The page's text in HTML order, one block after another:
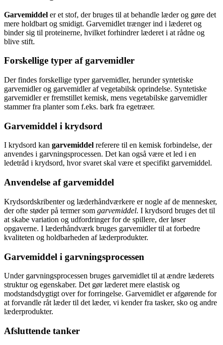
Garvemiddel er et stof, der bruges til at behandle læder og gøre det
mere holdbart og smidigt. Garvemidlet trænger ind i læderet og
binder sig til proteinerne, hvilket forhindrer læderet i at rådne og
blive stift.
Forskellige typer af garvemidler
Der findes forskellige typer garvemidler, herunder syntetiske
garvemidler og garvemidler af vegetabilsk oprindelse. Syntetiske
garvemidler er fremstillet kemisk, mens vegetabilske garvemidler
stammer fra planter som f.eks. bark fra egetræer.
Garvemiddel i krydsord
I krydsord kan garvemiddel referere til en kemisk forbindelse, der
anvendes i garvningsprocessen. Det kan også være et led i en
ledetråd i krydsord, hvor svaret skal være et specifikt garvemiddel.
Anvendelse af garvemiddel
Krydsordskribenter og læderhåndværkere er nogle af de mennesker,
der ofte støder på termer som garvemiddel. I krydsord bruges det til
at skabe variation og udfordringer for de spillere, der løser
opgaverne. I læderhåndværk bruges garvemidler til at forbedre
kvaliteten og holdbarheden af læderprodukter.
Garvemiddel i garvningsprocessen
Under garvningsprocessen bruges garvemidlet til at ændre læderets
struktur og egenskaber. Det gør læderet mere elastisk og
modstandsdygtigt over for forringelse. Garvemidlet er afgørende for
at forvandle råt læder til det læder, vi kender fra tasker, sko og andre
læderprodukter.
Afsluttende tanker